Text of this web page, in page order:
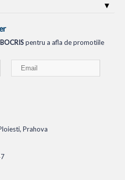
BOCRISpentru a afla de promotiile
Prahova